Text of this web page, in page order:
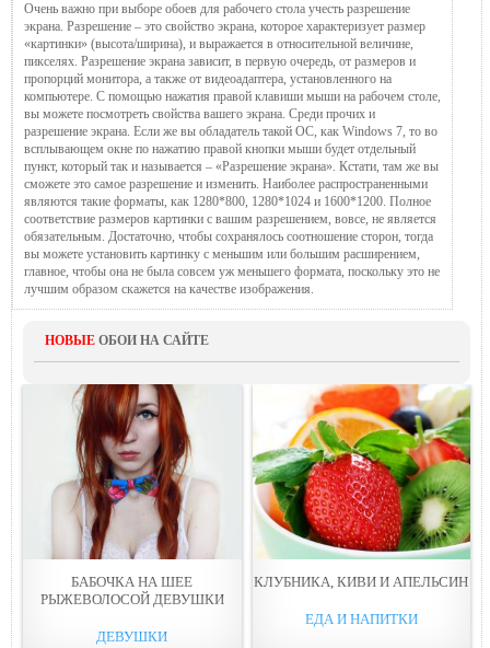
Очень важно при выборе обоев для рабочего стола учесть разрешение
экрана. Разрешение – это свойство экрана, которое характеризует размер
«картинки» (высота/ширина), и выражается в относительной величине,
пикселях. Разрешение экрана зависит, в первую очередь, от размеров и
пропорций монитора, а также от видеоадаптера, установленного на
компьютере. С помощью нажатия правой клавиши мыши на рабочем столе,
вы можете посмотреть свойства вашего экрана. Среди прочих и
разрешение экрана. Если же вы обладатель такой ОС, как Windows 7, то во
всплывающем окне по нажатию правой кнопки мыши будет отдельный
пункт, который так и называется – «Разрешение экрана». Кстати, там же вы
сможете это самое разрешение и изменить. Наиболее распространенными
являются такие форматы, как 1280*800, 1280*1024 и 1600*1200. Полное
соответствие размеров картинки с вашим разрешением, вовсе, не является
обязательным. Достаточно, чтобы сохранялось соотношение сторон, тогда
вы можете установить картинку с меньшим или большим расширением,
главное, чтобы она не была совсем уж меньшего формата, поскольку это не
лучшим образом скажется на качестве изображения.
НОВЫЕ ОБОИ НА САЙТЕ
БАБОЧКА НА ШЕЕ
РЫЖЕВОЛОСОЙ ДЕВУШКИ
ДЕВУШКИ
КЛУБНИКА, КИВИ И АПEЛЬСИН
ЕДА И НАПИТКИ